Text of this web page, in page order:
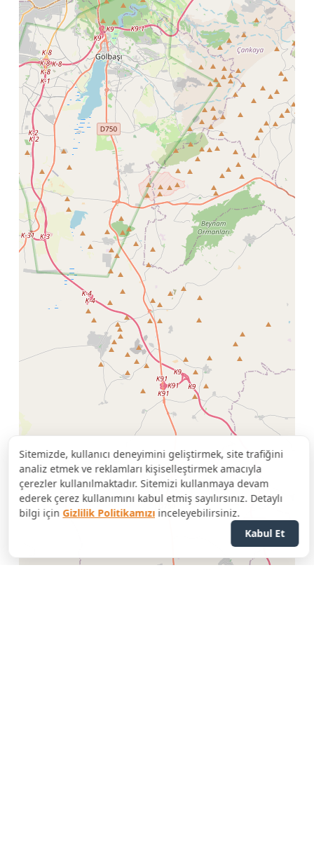
Sitemizde, kullanıcı deneyimini geliştirmek, site trafiğini
analiz etmek ve reklamları kişiselleştirmek amacıyla
çerezler kullanılmaktadır. Sitemizi kullanmaya devam
ederek çerez kullanımını kabul etmiş sayılırsınız. Detaylı
bilgi için Gizlilik Politikamızı inceleyebilirsiniz.
Kabul Et